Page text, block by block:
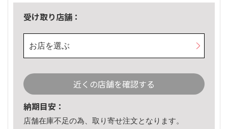
受け取り店舗：
お店を選ぶ
近くの店舗を確認する
納期目安：
店舗在庫不足の為、取り寄せ注文となります。